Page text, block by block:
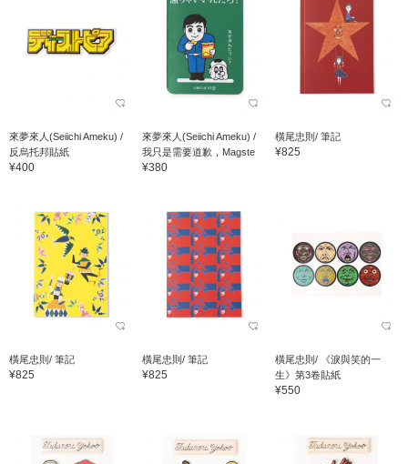
來夢來人(Seiichi Ameku) /
反烏托邦貼紙
¥400
來夢來人(Seiichi Ameku) /
我只是需要道歉，Magste
¥380
橫尾忠則/ 筆記
¥825
橫尾忠則/ 筆記
¥825
橫尾忠則/ 筆記
¥825
橫尾忠則/ 《淚與笑的一
生》第3卷貼紙
¥550